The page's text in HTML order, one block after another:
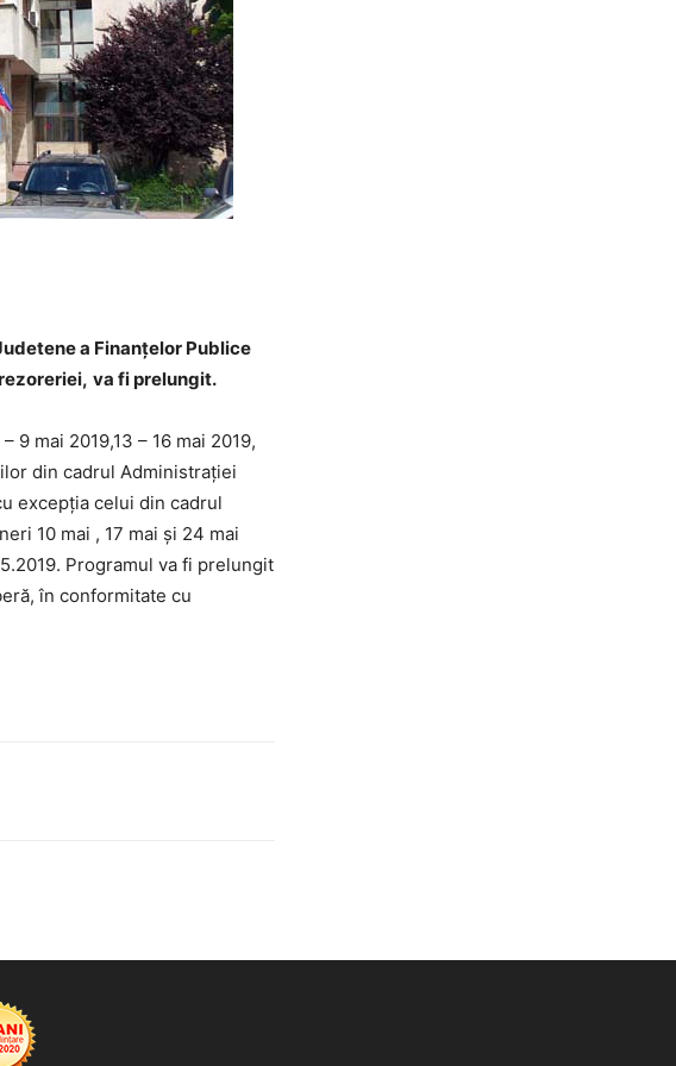
a Finanţelor Publice
va fi prelungit.
mai 2019,13 – 16 mai 2019,
din cadrul Administraţiei
excepţia celui din cadrul
10 mai , 17 mai și 24 mai
Programul va fi prelungit
în conformitate cu